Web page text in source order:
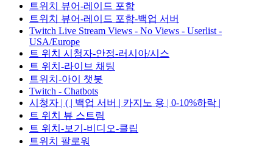
트위치 뷰어-레이드 포함
트위치 뷰어-레이드 포함-백업 서버
Twitch Live Stream Views - No Views - Userlist -
USA/Europe
트 위치 시청자-안정-러시아/시스
트 위치-라이브 채팅
트위치-아이 챗봇
Twitch - Chatbots
시청자 | ( | 백업 서버 | 카지노 용 | 0-10%하락 |
트 위치 뷰 스트림
트 위치-보기-비디오-클립
트위치 팔로워